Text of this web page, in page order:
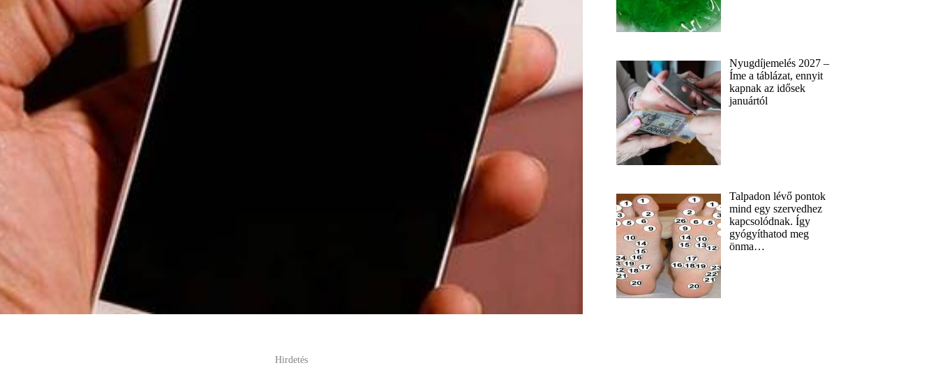
Hirdetés
Nyugdíjemelés 2027 –
Íme a táblázat, ennyit
kapnak az idősek
januártól
Talpadon lévő pontok
mind egy szervedhez
kapcsolódnak. Így
gyógyíthatod meg
önma…